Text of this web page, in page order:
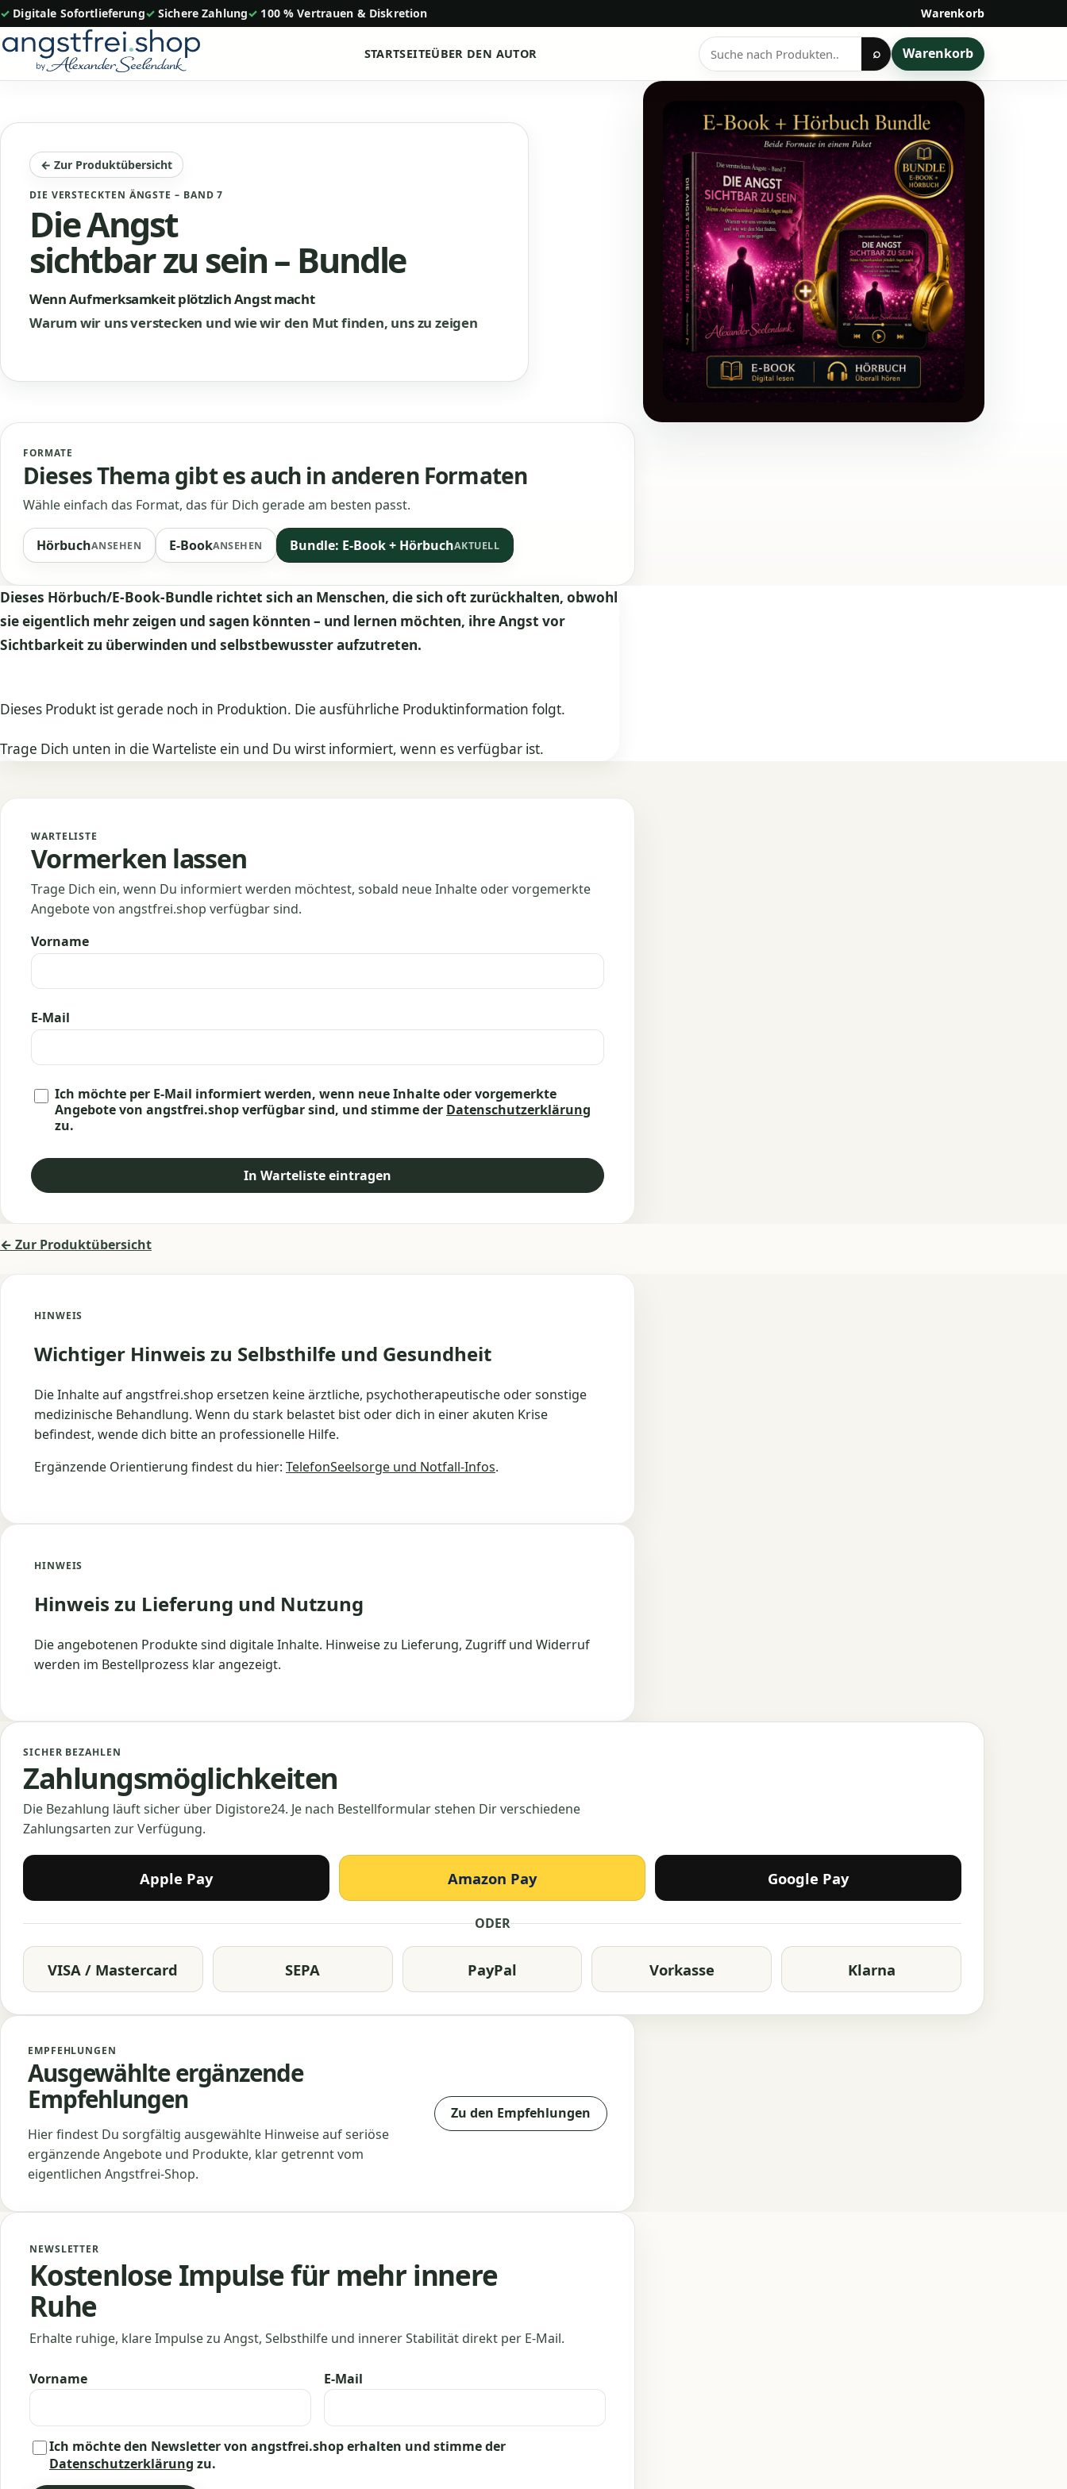
Zum
Inhalt
springen
✓ Digitale Sofortlieferung ✓ Sichere Zahlung ✓ 100 % Vertrauen & Diskretion Warenkorb
STARTSEITEÜBER DEN AUTOR
Produkte
suchen
⌕ Warenkorb
← Zur Produktübersicht
DIE VERSTECKTEN ÄNGSTE – BAND 7
Die Angst
sichtbar zu sein – Bundle
Wenn Aufmerksamkeit plötzlich Angst macht
Warum wir uns verstecken und wie wir den Mut finden, uns zu zeigen
FORMATE
Dieses Thema gibt es auch in anderen Formaten
Wähle einfach das Format, das für Dich gerade am besten passt.
HörbuchANSEHEN E-BookANSEHEN Bundle: E-Book + HörbuchAKTUELL
Dieses Hörbuch/E-Book-Bundle richtet sich an Menschen, die sich oft zurückhalten, obwohl
sie eigentlich mehr zeigen und sagen könnten – und lernen möchten, ihre Angst vor
Sichtbarkeit zu überwinden und selbstbewusster aufzutreten.
Dieses Produkt ist gerade noch in Produktion. Die ausführliche Produktinformation folgt.
Trage Dich unten in die Warteliste ein und Du wirst informiert, wenn es verfügbar ist.
WARTELISTE
Vormerken lassen
Trage Dich ein, wenn Du informiert werden möchtest, sobald neue Inhalte oder vorgemerkte
Angebote von angstfrei.shop verfügbar sind.
Vorname
E-Mail
Ich möchte per E-Mail informiert werden, wenn neue Inhalte oder vorgemerkte
Angebote von angstfrei.shop verfügbar sind, und stimme der Datenschutzerklärung
zu.
In Warteliste eintragen
← Zur Produktübersicht
HINWEIS
Wichtiger Hinweis zu Selbsthilfe und Gesundheit
Die Inhalte auf angstfrei.shop ersetzen keine ärztliche, psychotherapeutische oder sonstige
medizinische Behandlung. Wenn du stark belastet bist oder dich in einer akuten Krise
befindest, wende dich bitte an professionelle Hilfe.
Ergänzende Orientierung findest du hier: TelefonSeelsorge und Notfall-Infos.
HINWEIS
Hinweis zu Lieferung und Nutzung
Die angebotenen Produkte sind digitale Inhalte. Hinweise zu Lieferung, Zugriff und Widerruf
werden im Bestellprozess klar angezeigt.
SICHER BEZAHLEN
Zahlungsmöglichkeiten
Die Bezahlung läuft sicher über Digistore24. Je nach Bestellformular stehen Dir verschiedene
Zahlungsarten zur Verfügung.
Apple Pay Amazon Pay Google Pay
ODER
VISA / Mastercard SEPA PayPal Vorkasse Klarna
EMPFEHLUNGEN
Ausgewählte ergänzende
Empfehlungen
Hier findest Du sorgfältig ausgewählte Hinweise auf seriöse
ergänzende Angebote und Produkte, klar getrennt vom
eigentlichen Angstfrei-Shop.
Zu den Empfehlungen
NEWSLETTER
Kostenlose Impulse für mehr innere
Ruhe
Erhalte ruhige, klare Impulse zu Angst, Selbsthilfe und innerer Stabilität direkt per E-Mail.
Vorname E-Mail
Ich möchte den Newsletter von angstfrei.shop erhalten und stimme der
Datenschutzerklärung zu.